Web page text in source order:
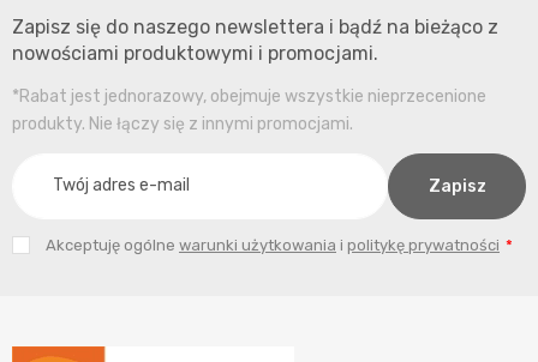
Zapisz się do naszego newslettera i bądź na bieżąco z
nowościami produktowymi i promocjami.
*Rabat jest jednorazowy, obejmuje wszystkie nieprzecenione
produkty. Nie łączy się z innymi promocjami.
Akceptuję ogólne warunki użytkowania i politykę prywatności